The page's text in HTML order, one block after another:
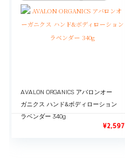
AVALON ORGANICS アバロンオー
ガニクス ハンド&ボディローション
ラベンダー 340g
¥2,597